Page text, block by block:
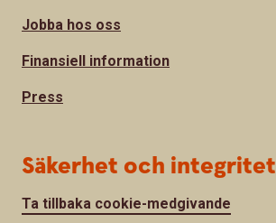
Jobba hos oss
Finansiell information
Press
Säkerhet och integritet
Ta tillbaka cookie-medgivande